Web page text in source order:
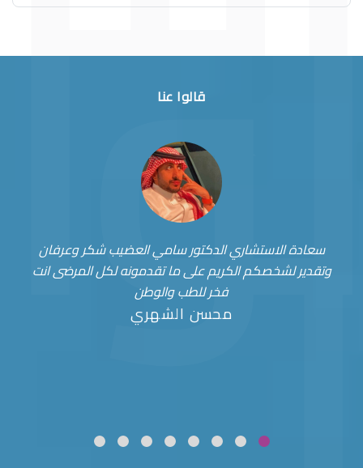
قالوا عنا
سعادة الاستشاري الدكتور سامي العضيب شكر وعرفان
وتقدير لشخصكم الكريم على ما تقدمونه لكل المرضى انت
فخر للطب والوطن
محسن الشهري